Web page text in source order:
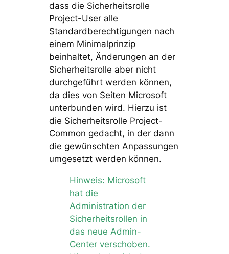
dass die Sicherheitsrolle
Project-User alle
Standardberechtigungen nach
einem Minimalprinzip
beinhaltet, Änderungen an der
Sicherheitsrolle aber nicht
durchgeführt werden können,
da dies von Seiten Microsoft
unterbunden wird. Hierzu ist
die Sicherheitsrolle Project-
Common gedacht, in der dann
die gewünschten Anpassungen
umgesetzt werden können.
Hinweis: Microsoft
hat die
Administration der
Sicherheitsrollen in
das neue Admin-
Center verschoben.